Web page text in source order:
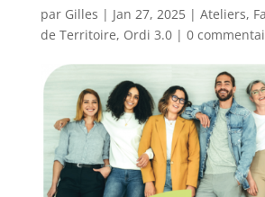
par Gilles | Jan 27, 2025| Ateliers,
de Territoire, Ordi 3.0| 0